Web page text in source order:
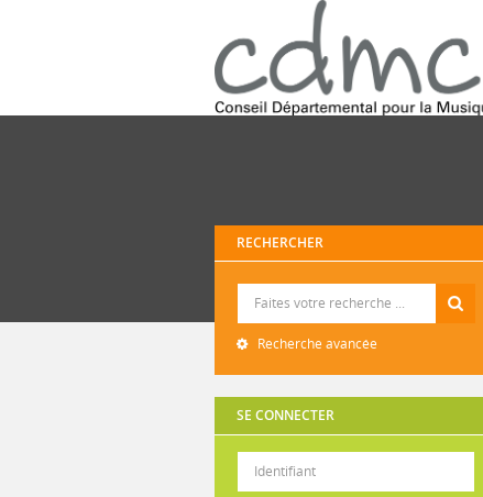
RECHERCHER
Recherche avancée
SE CONNECTER